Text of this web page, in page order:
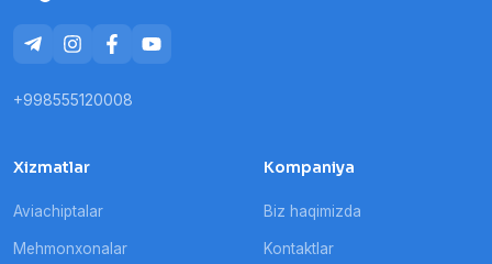
+998555120008
Xizmatlar
Aviachiptalar
Mehmonxonalar
Kompaniya
Biz haqimizda
Kontaktlar